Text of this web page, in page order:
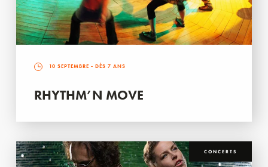
10 SEPTEMBRE - DÈS 7 ANS
RHYTHM’N MOVE
CONCERTS